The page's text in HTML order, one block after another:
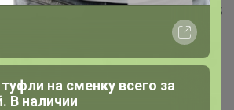
на сменку всего за
В наличии